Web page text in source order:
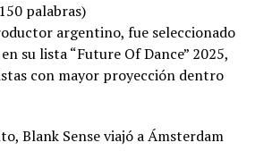
palabras)
argentino, fue seleccionado
su lista “Future Of Dance” 2025,
con mayor proyección dentro
Blank Sense viajó a Ámsterdam